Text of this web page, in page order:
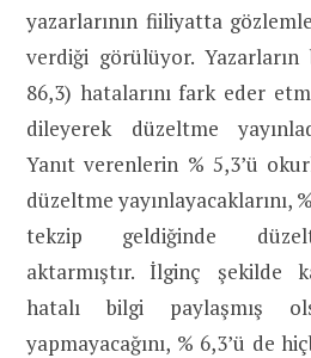
yazarlarının fiiliyatta
verdiği görülüyor.
86,3) hatalarını fark eder
dileyerek düzeltme
Yanıt verenlerin % 5,3’ü
düzeltme yayınlayacaklarını,
tekzip geldiğinde
aktarmıştır. İlginç şekilde
hatalı bilgi paylaşmış
yapmayacağını, % 6,3’ü de